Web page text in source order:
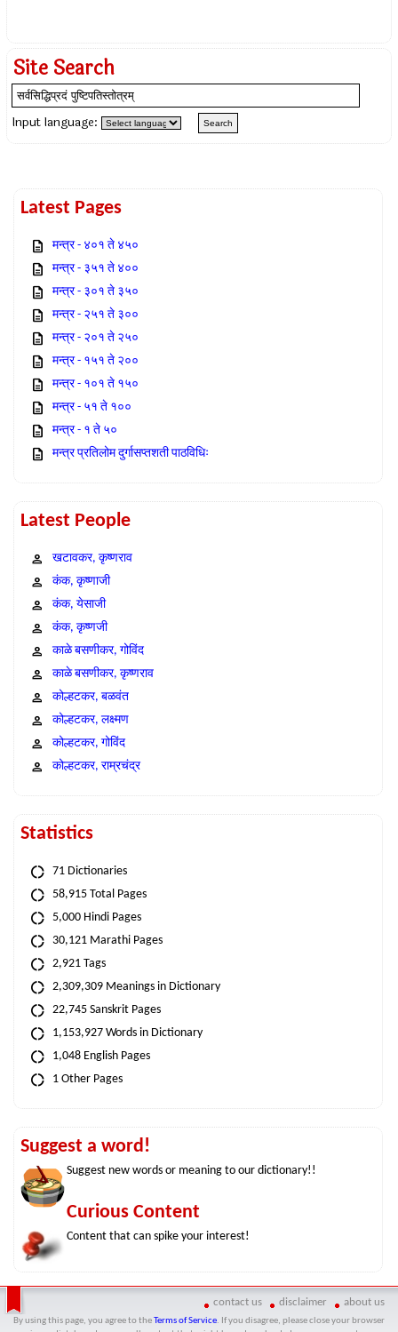
Site Search
Input language:
Latest Pages
मन्त्र - ४०१ ते ४५०
मन्त्र - ३५१ ते ४००
मन्त्र - ३०१ ते ३५०
मन्त्र - २५१ ते ३००
मन्त्र - २०१ ते २५०
मन्त्र - १५१ ते २००
मन्त्र - १०१ ते १५०
मन्त्र - ५१ ते १००
मन्त्र - १ ते ५०
मन्त्र प्रतिलोम दुर्गासप्तशती पाठविधिः
Latest People
खटावकर, कृष्णराव
कंक, कृष्णाजी
कंक, येसाजी
कंक, कृष्णजी
काळे बसणीकर, गोविंद
काळे बसणीकर, कृष्णराव
कोल्हटकर, बळवंत
कोल्हटकर, लक्ष्मण
कोल्हटकर, गोविंद
कोल्हटकर, राम्रचंद्र
Statistics
71 Dictionaries
58,915 Total Pages
5,000 Hindi Pages
30,121 Marathi Pages
2,921 Tags
2,309,309 Meanings in Dictionary
22,745 Sanskrit Pages
1,153,927 Words in Dictionary
1,048 English Pages
1 Other Pages
Suggest a word!
Suggest new words or meaning to our dictionary!!
Curious Content
Content that can spike your interest!
contact us disclaimer about us
By using this page, you agree to the Terms of Service. If you disagree, please close your browser